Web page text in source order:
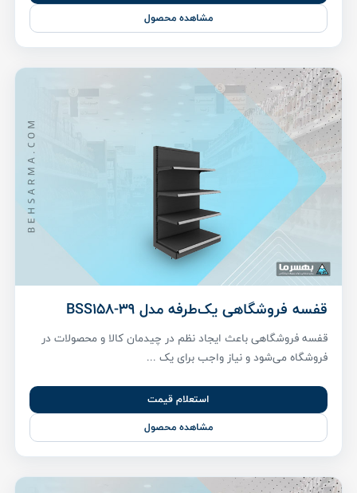
مشاهده محصول
قفسه فروشگاهی یک‌طرفه مدل BSS158-39
قفسه فروشگاهی باعث ایجاد نظم در چیدمان کالا و محصولات در
فروشگاه می‌شود و نیاز واجب برای یک ...
استعلام قیمت
مشاهده محصول